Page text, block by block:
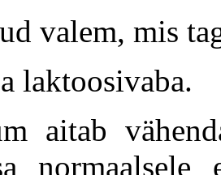
valem, mis
laktoosivaba.
aitab
normaalsele